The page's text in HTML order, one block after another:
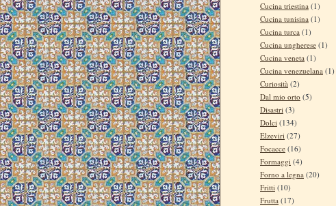
Cucina triestina (1)
Cucina tunisina (1)
Cucina turca (1)
Cucina ungherese (1)
Cucina veneta (1)
Cucina venezuelana (1)
Curiosità (2)
Dal mio orto (5)
Disastri (3)
Dolci (134)
Elzeviri (27)
Focacce (16)
Formaggi (4)
Forno a legna (20)
Fritti (10)
Frutta (17)